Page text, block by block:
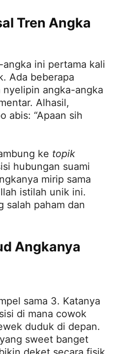
Tren Angka
ini pertama kali
Ada beberapa
angka-angka
Alhasil,
abis: “Apaan sih
ke topik
hubungan suami
mirip sama
istilah unik ini.
salah paham dan
Angkanya
sama 3. Katanya
di mana cowok
duduk di depan.
sweet banget